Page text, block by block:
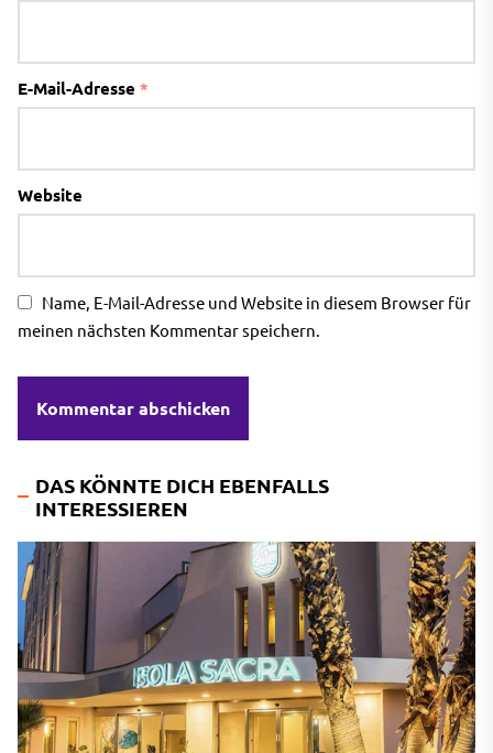
E-Mail-Adresse *
Website
Name, E-Mail-Adresse und Website in diesem Browser für
meinen nächsten Kommentar speichern.
DAS KÖNNTE DICH EBENFALLS
INTERESSIEREN